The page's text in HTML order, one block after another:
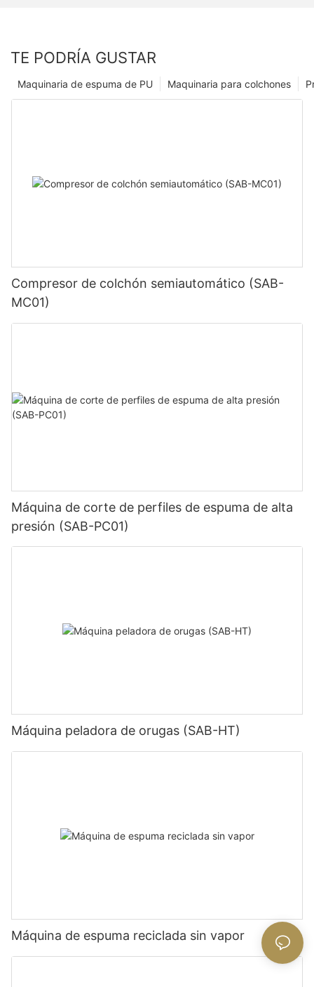
TE PODRÍA GUSTAR
Maquinaria para colchones
Maquinaria de espuma de PU
Compresor de colchón semiautomático (SAB-
MC01)
Máquina de corte de perfiles de espuma de alta
presión (SAB-PC01)
Máquina peladora de orugas (SAB-HT)
Máquina de espuma reciclada sin vapor